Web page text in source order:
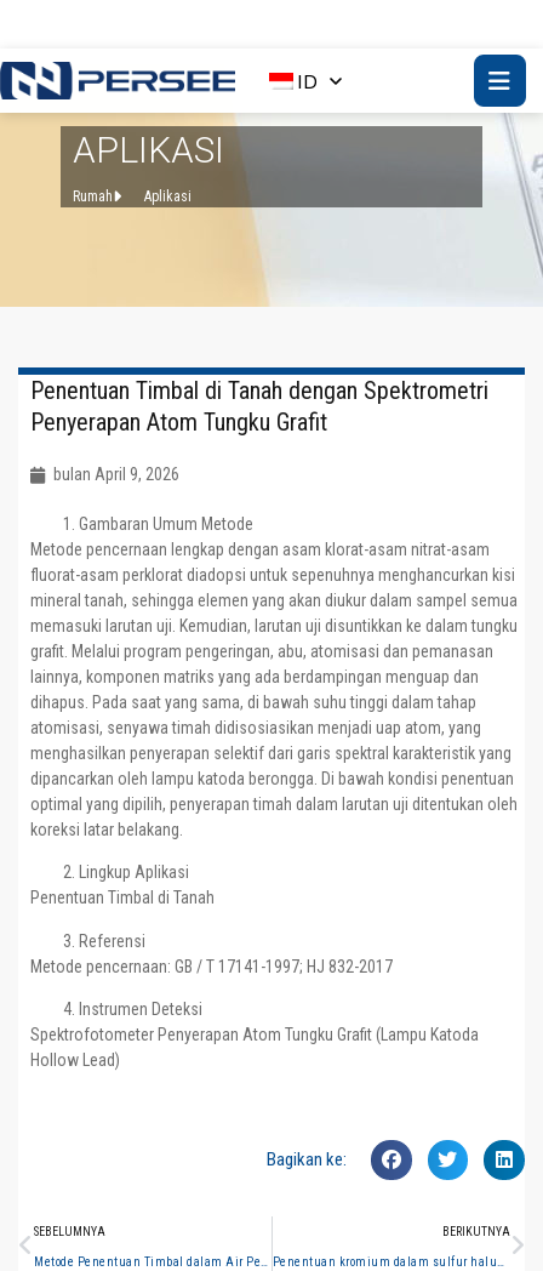
ID
APLIKASI
Rumah Aplikasi
Penentuan Timbal di Tanah dengan Spektrometri
Penyerapan Atom Tungku Grafit
bulan April 9, 2026
Gambaran Umum Metode
Metode pencernaan lengkap dengan asam klorat-asam nitrat-asam
fluorat-asam perklorat diadopsi untuk sepenuhnya menghancurkan kisi
mineral tanah, sehingga elemen yang akan diukur dalam sampel semua
memasuki larutan uji. Kemudian, larutan uji disuntikkan ke dalam tungku
grafit. Melalui program pengeringan, abu, atomisasi dan pemanasan
lainnya, komponen matriks yang ada berdampingan menguap dan
dihapus. Pada saat yang sama, di bawah suhu tinggi dalam tahap
atomisasi, senyawa timah didisosiasikan menjadi uap atom, yang
menghasilkan penyerapan selektif dari garis spektral karakteristik yang
dipancarkan oleh lampu katoda berongga. Di bawah kondisi penentuan
optimal yang dipilih, penyerapan timah dalam larutan uji ditentukan oleh
koreksi latar belakang.
Lingkup Aplikasi
Penentuan Timbal di Tanah
Referensi
Metode pencernaan: GB / T 17141-1997; HJ 832-2017
Instrumen Deteksi
Spektrofotometer Penyerapan Atom Tungku Grafit (Lampu Katoda
Hollow Lead)
Bagikan ke:
SEBELUMNYA
Metode Penentuan Timbal dalam Air Permukaan (Spektrometri Serapan Atom Tungku Grafit)
BERIKUTNYA
Penentuan kromium dalam sulfur halus (spektrometri penyerapan atom tungku grafit)